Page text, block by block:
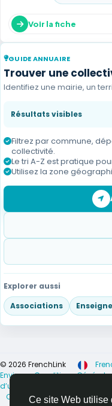
Ce site Web utilise
Voir la fiche
GUIDE ANNUAIRE
Trouver une
Identifiez une mairie, un
Résultats visibles
Filtrez par commune,
collectivité.
Le tri A-Z est pratique
Utilisez la zone
Explorer aussi
Associations
© 2026 FrenchLink
Environ Conditions
d’utilisation
Contactez nous Annuaire